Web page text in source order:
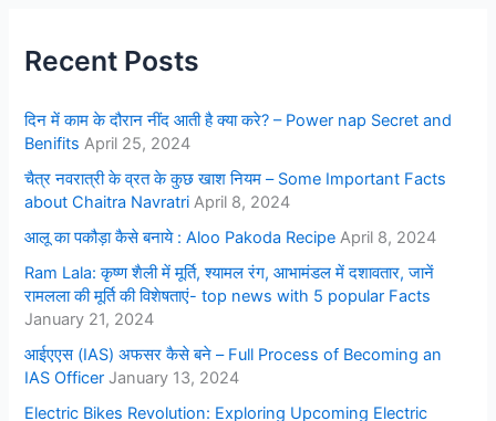
Recent Posts
दिन में काम के दौरान नींद आती है क्या करे? – Power nap Secret and
Benifits April 25, 2024
चैत्र नवरात्री के व्रत के कुछ खाश नियम – Some Important Facts
about Chaitra Navratri April 8, 2024
आलू का पकौड़ा कैसे बनाये : Aloo Pakoda Recipe April 8, 2024
Ram Lala: कृष्ण शैली में मूर्ति, श्यामल रंग, आभामंडल में दशावतार, जानें
रामलला की मूर्ति की विशेषताएं- top news with 5 popular Facts
January 21, 2024
आईएएस (IAS) अफसर कैसे बने – Full Process of Becoming an
IAS Officer January 13, 2024
Electric Bikes Revolution: Exploring Upcoming Electric